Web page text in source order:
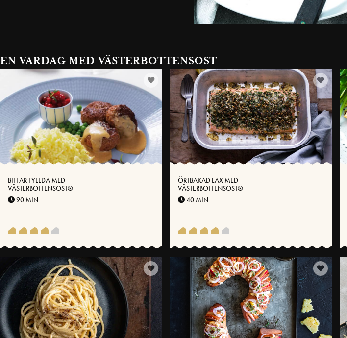
EN VARDAG MED VÄSTERBOTTENSOST
BIFFAR FYLLDA MED
VÄSTERBOTTENSOST®
90 MIN
ÖRTBAKAD LAX MED
VÄSTERBOTTENSOST®
40 MIN